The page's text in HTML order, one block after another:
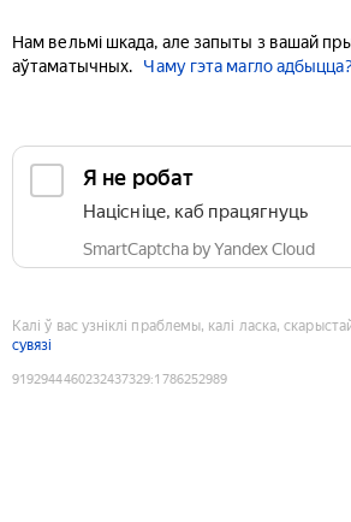
Нам вельмі шкада, але запыты з вашай
аўтаматычных.
Чаму гэта магло
Я не робат
Націсніце, каб працягнуць
SmartCaptcha by Yandex Cloud
Калі ў вас узніклі праблемы, калі ласка,
сувязі
9192944460232437329:1786252989